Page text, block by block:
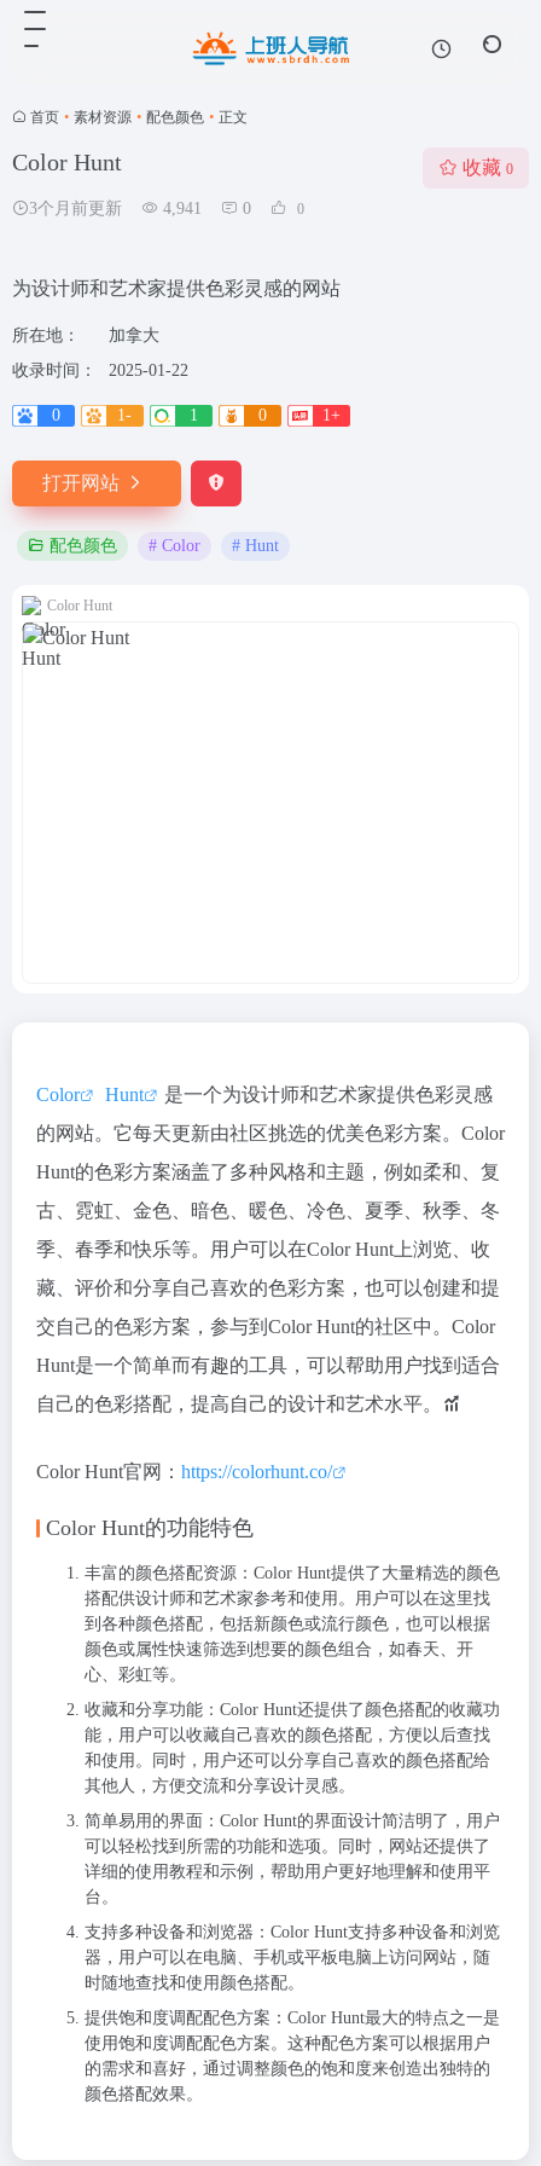
首页 • 素材资源 • 配色颜色 • 正文
Color Hunt
3个月前更新 4,941 0 0
收藏 0
为设计师和艺术家提供色彩灵感的网站
所在地：
加拿大
收录时间：
2025-01-22
0 1- 1 0 1+
打开网站
配色颜色 # Color # Hunt
Color Hunt
Color Hunt
是一个为设计师和艺术家提供色彩灵感
的网站。它每天更新由社区挑选的优美色彩方案。Color
Hunt的色彩方案涵盖了多种风格和主题，例如柔和、复
古、霓虹、金色、暗色、暖色、冷色、夏季、秋季、冬
季、春季和快乐等。用户可以在Color Hunt上浏览、收
藏、评价和分享自己喜欢的色彩方案，也可以创建和提
交自己的色彩方案，参与到Color Hunt的社区中。Color
Hunt是一个简单而有趣的工具，可以帮助用户找到适合
自己的色彩搭配，提高自己的设计和艺术水平。
Color Hunt官网： https://colorhunt.co/
Color Hunt的功能特色
丰富的颜色搭配资源 ：Color Hunt提供了大量精选的颜色
搭配供设计师和艺术家参考和使用。用户可以在这里找
到各种颜色搭配，包括新颜色或流行颜色，也可以根据
颜色或属性快速筛选到想要的颜色组合，如春天、开
心、彩虹等。
收藏和分享功能 ：Color Hunt还提供了颜色搭配的收藏功
能，用户可以收藏自己喜欢的颜色搭配，方便以后查找
和使用。同时，用户还可以分享自己喜欢的颜色搭配给
其他人，方便交流和分享设计灵感。
简单易用的界面 ：Color Hunt的界面设计简洁明了，用户
可以轻松找到所需的功能和选项。同时，网站还提供了
详细的使用教程和示例，帮助用户更好地理解和使用平
台。
支持多种设备和浏览器 ：Color Hunt支持多种设备和浏览
器，用户可以在电脑、手机或平板电脑上访问网站，随
时随地查找和使用颜色搭配。
提供饱和度调配配色方案 ：Color Hunt最大的特点之一是
使用饱和度调配配色方案。这种配色方案可以根据用户
的需求和喜好，通过调整颜色的饱和度来创造出独特的
颜色搭配效果。